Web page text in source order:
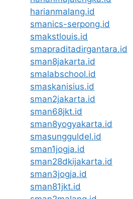
harianmalang.id
smanics-serpong.id
smakstlouis.id
smapraditadirgantara.id
sman8jakarta.id
smalabschool.id
smaskanisius.id
sman2jakarta.id
sman68jkt.id
sman8yogyakarta.id
smasungguldel.id
sman1jogja.id
sman28dkijakarta.id
sman3jogja.id
sman81jkt.id